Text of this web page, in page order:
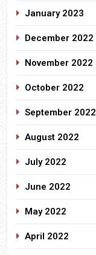
January 2023
December 2022
November 2022
October 2022
September 2022
August 2022
July 2022
June 2022
May 2022
April 2022